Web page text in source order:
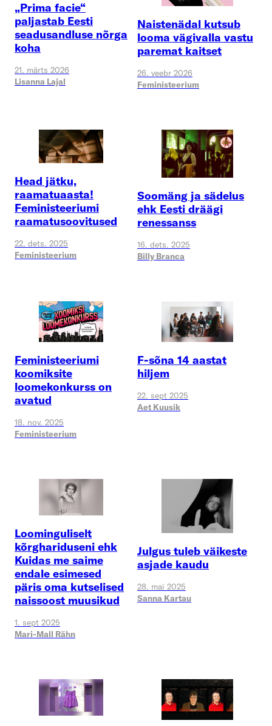
„Prima facie“
paljastab Eesti
seadusandluse nõrga
koha
21. märts 2026
Lisanna Lajal
Naistenädal kutsub
looma vägivalla vastu
paremat kaitset
26. veebr 2026
Feministeerium
Head jätku,
raamatuaasta!
Feministeeriumi
raamatusoovitused
22. dets. 2025
Feministeerium
Soomäng ja sädelus
ehk Eesti dräägi
renessanss
16. dets. 2025
Billy Branca
Feministeeriumi
koomiksite
loomekonkurss on
avatud
18. nov. 2025
Feministeerium
F-sõna 14 aastat
hiljem
22. sept 2025
Aet Kuusik
Loominguliselt
kõrghariduseni ehk
Kuidas me saime
endale esimesed
päris oma kutselised
naissoost muusikud
1. sept 2025
Mari-Mall Rähn
Julgus tuleb väikeste
asjade kaudu
28. mai 2025
Sanna Kartau